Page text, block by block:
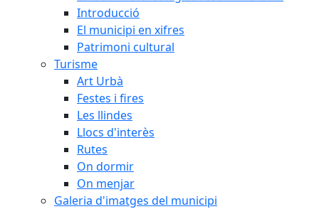
Introducció
El municipi en xifres
Patrimoni cultural
Turisme
Art Urbà
Festes i fires
Les llindes
Llocs d'interès
Rutes
On dormir
On menjar
Galeria d'imatges del municipi